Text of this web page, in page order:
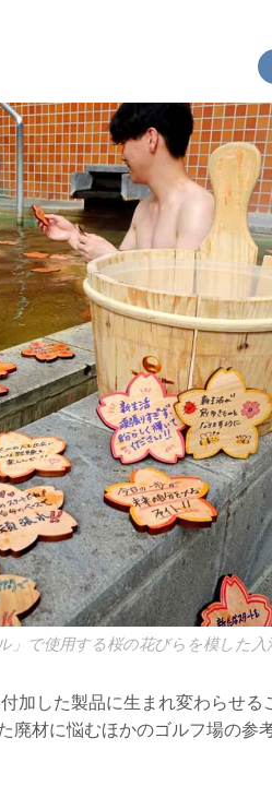
」で使用する桜の花びらを模した入
加した製品に生まれ変わらせる
廃材に悩むほかのゴルフ場の参